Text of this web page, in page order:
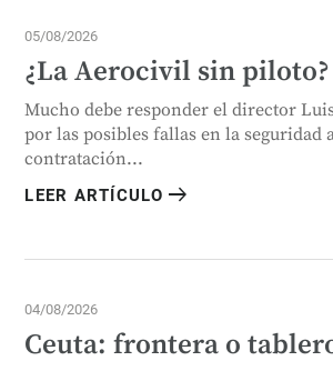
05/08/2026
¿La Aerocivil sin piloto?
Mucho debe responder el director
por las posibles fallas en la seguridad
contratación...
LEER ARTÍCULO arrow_right_alt
04/08/2026
Ceuta: frontera o